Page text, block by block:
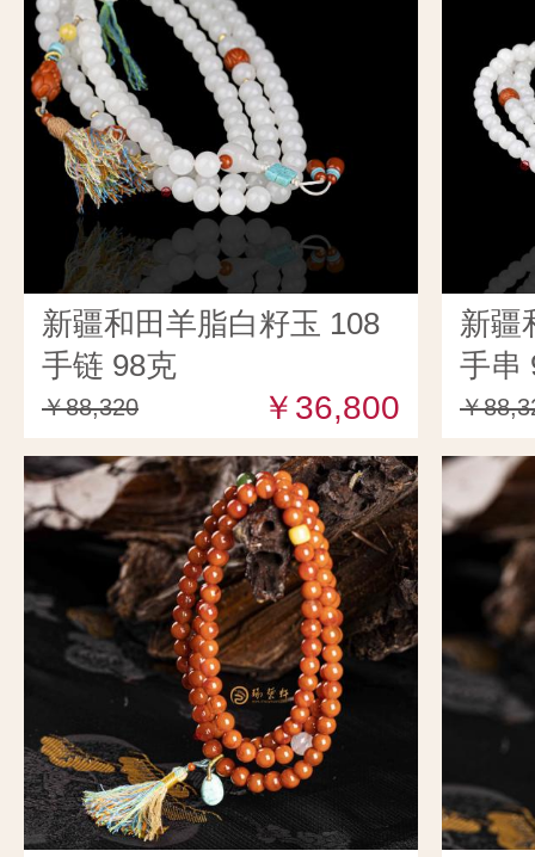
新疆和田羊脂白籽玉 108
手链 98克
￥88,320 ￥36,800
新疆
手串
￥